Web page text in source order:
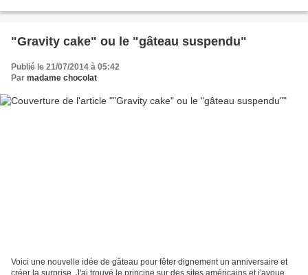
"Gravity cake" ou le "gâteau suspendu"
Publié le 21/07/2014 à 05:42
Par madame chocolat
Voici une nouvelle idée de gâteau pour fêter dignement un anniversaire et
créer la surprise. J'ai trouvé le principe sur des sites américains et j'avoue